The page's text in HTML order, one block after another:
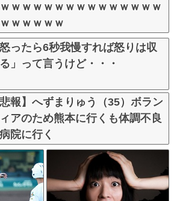
ｗｗｗｗｗｗｗｗｗｗｗｗｗｗ
ｗｗｗｗｗ
怒ったら6秒我慢すれば怒りは収
」って言うけど・・・
悲報】へずまりゅう（35）ボラン
アのため熊本に行くも体調不良
院に行く